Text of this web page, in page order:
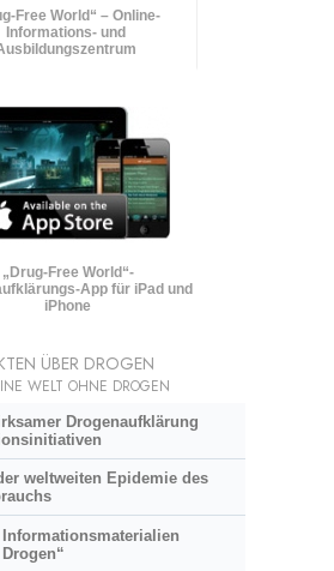
Free World“ – Online-
Informations- und
„Drug-Free World“-
App für iPad und
iPhone
ÜBER DROGEN
WELT OHNE DROGEN
Drogenaufklärung
weltweiten Epidemie des